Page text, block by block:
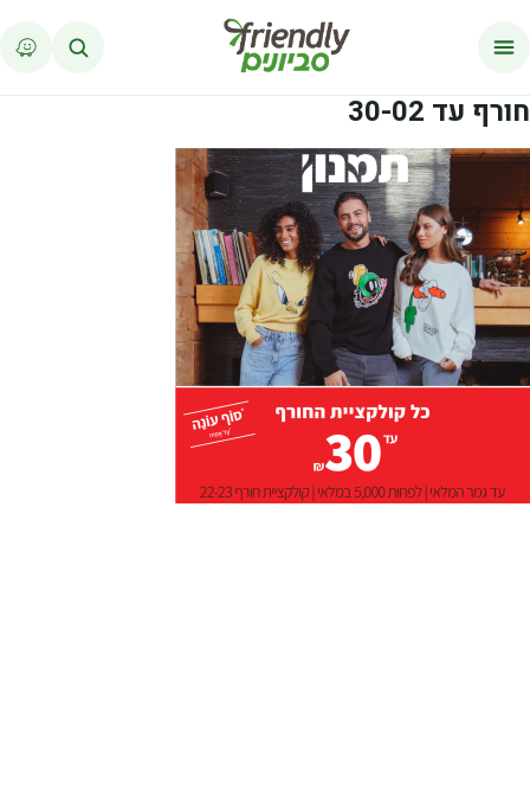
חורף עד 30-02